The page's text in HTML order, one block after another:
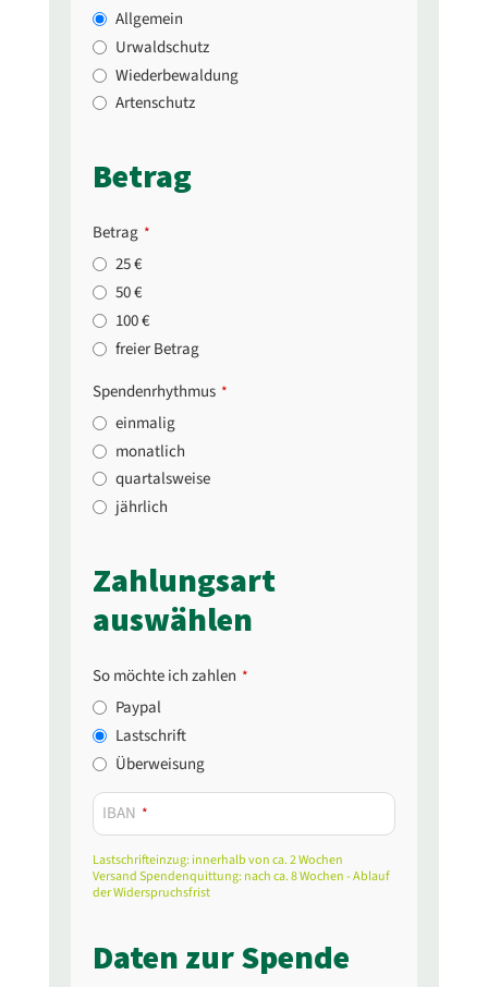
Allgemein
Urwaldschutz
Wiederbewaldung
Artenschutz
Betrag
Betrag *
25 €
50 €
100 €
freier Betrag
Spendenrhythmus *
einmalig
monatlich
quartalsweise
jährlich
Zahlungsart
auswählen
So möchte ich zahlen *
Paypal
Lastschrift
Überweisung
IBAN *
Lastschrifteinzug: innerhalb von ca. 2 Wochen
Versand Spendenquittung: nach ca. 8 Wochen - Ablauf
der Widerspruchsfrist
Daten zur Spende